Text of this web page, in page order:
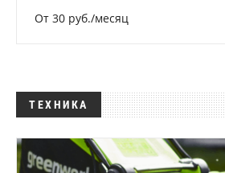
От 30 руб./месяц
ТЕХНИКА